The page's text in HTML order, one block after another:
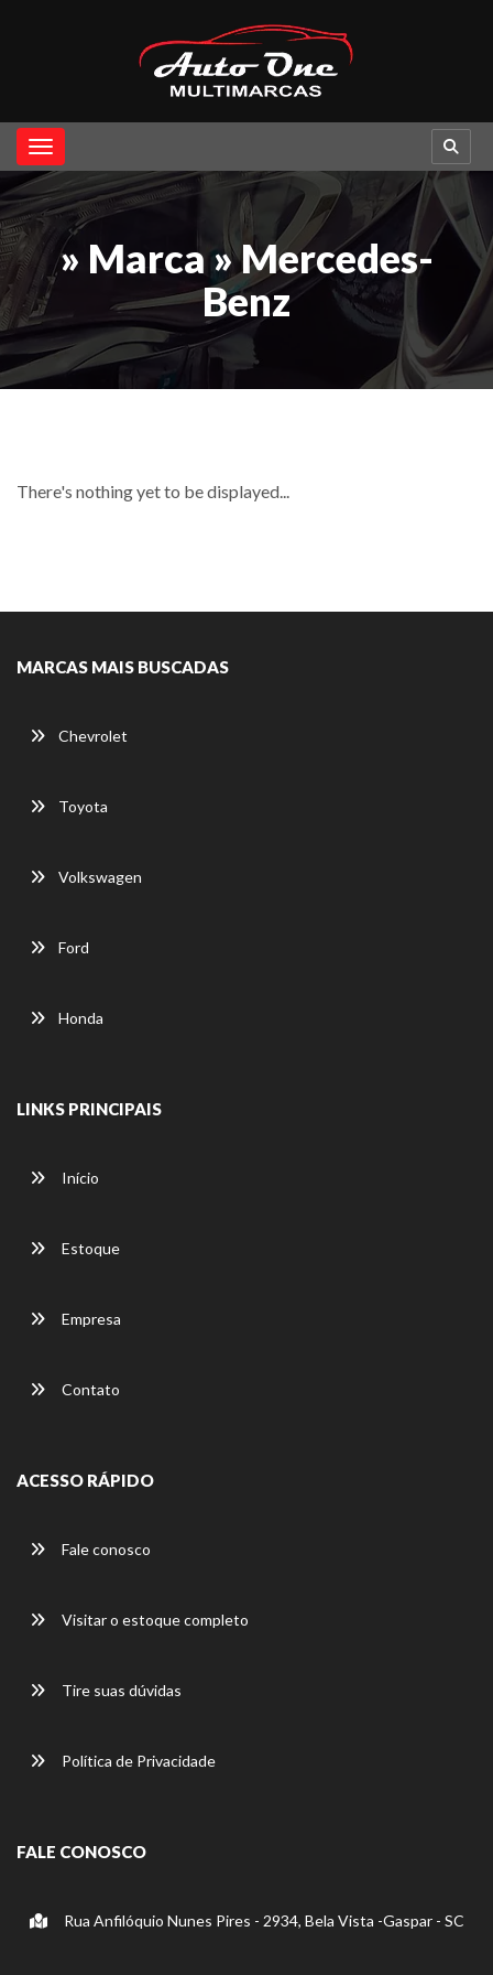
Toggle navigation
» Marca » Mercedes-
Benz
There's nothing yet to be displayed...
MARCAS MAIS BUSCADAS
Chevrolet
Toyota
Volkswagen
Ford
Honda
LINKS PRINCIPAIS
Início
Estoque
Empresa
Contato
ACESSO RÁPIDO
Fale conosco
Visitar o estoque completo
Tire suas dúvidas
Política de Privacidade
FALE CONOSCO
Rua Anfilóquio Nunes Pires - 2934, Bela Vista -Gaspar - SC